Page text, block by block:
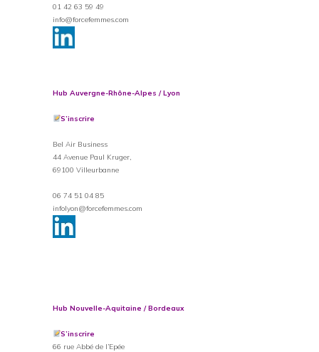
01 42 63 59 49
info@forcefemmes.com
Hub Auvergne-Rhône-Alpes / Lyon
S’inscrire
Bel Air Business
44 Avenue Paul Kruger,
69100 Villeurbanne
06 74 51 04 85
infolyon@forcefemmes.com
Hub Nouvelle-Aquitaine / Bordeaux
S’inscrire
66 rue Abbé de l’Epée